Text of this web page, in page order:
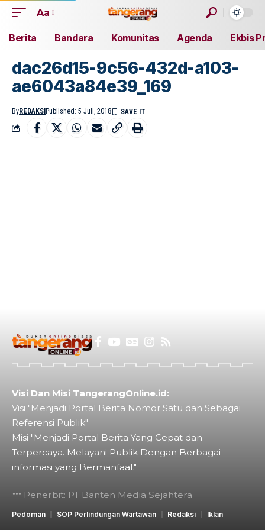
Aa
Berita Bandara Komunitas Agenda Ekbis
dac26d15-9c56-432d-a103-
ae6043a84e39_169
ByREDAKSI Published: 5 Juli, 2018
Visi Dan Misi TangerangOnline.id:
Visi "Menjadi Portal Berita Nomor Satu dan Sebagai
Referensi Publik"
Misi "Menjadi Portal Berita Yang Cepat dan
Terpercaya. Melayani Publik Dengan Berbagai
informasi yang Bermanfaat"
Penerbit: PT Banten Media Sejahtera
Pedoman SOP Perlindungan Wartawan Redaksi Iklan